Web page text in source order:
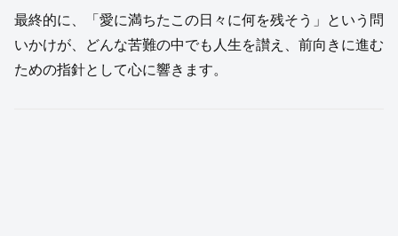
最終的に、「愛に満ちたこの日々に何を残そう」という問
いかけが、どんな苦難の中でも人生を讃え、前向きに進む
ための指針として心に響きます。